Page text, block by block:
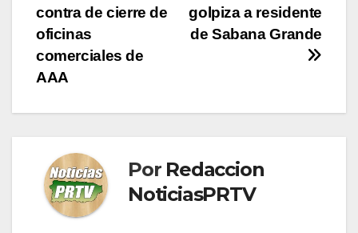
de
entradas
golpiza a residente
de Sabana Grande
contra de cierre de
oficinas
comerciales de
AAA
Por Redaccion
NoticiasPRTV